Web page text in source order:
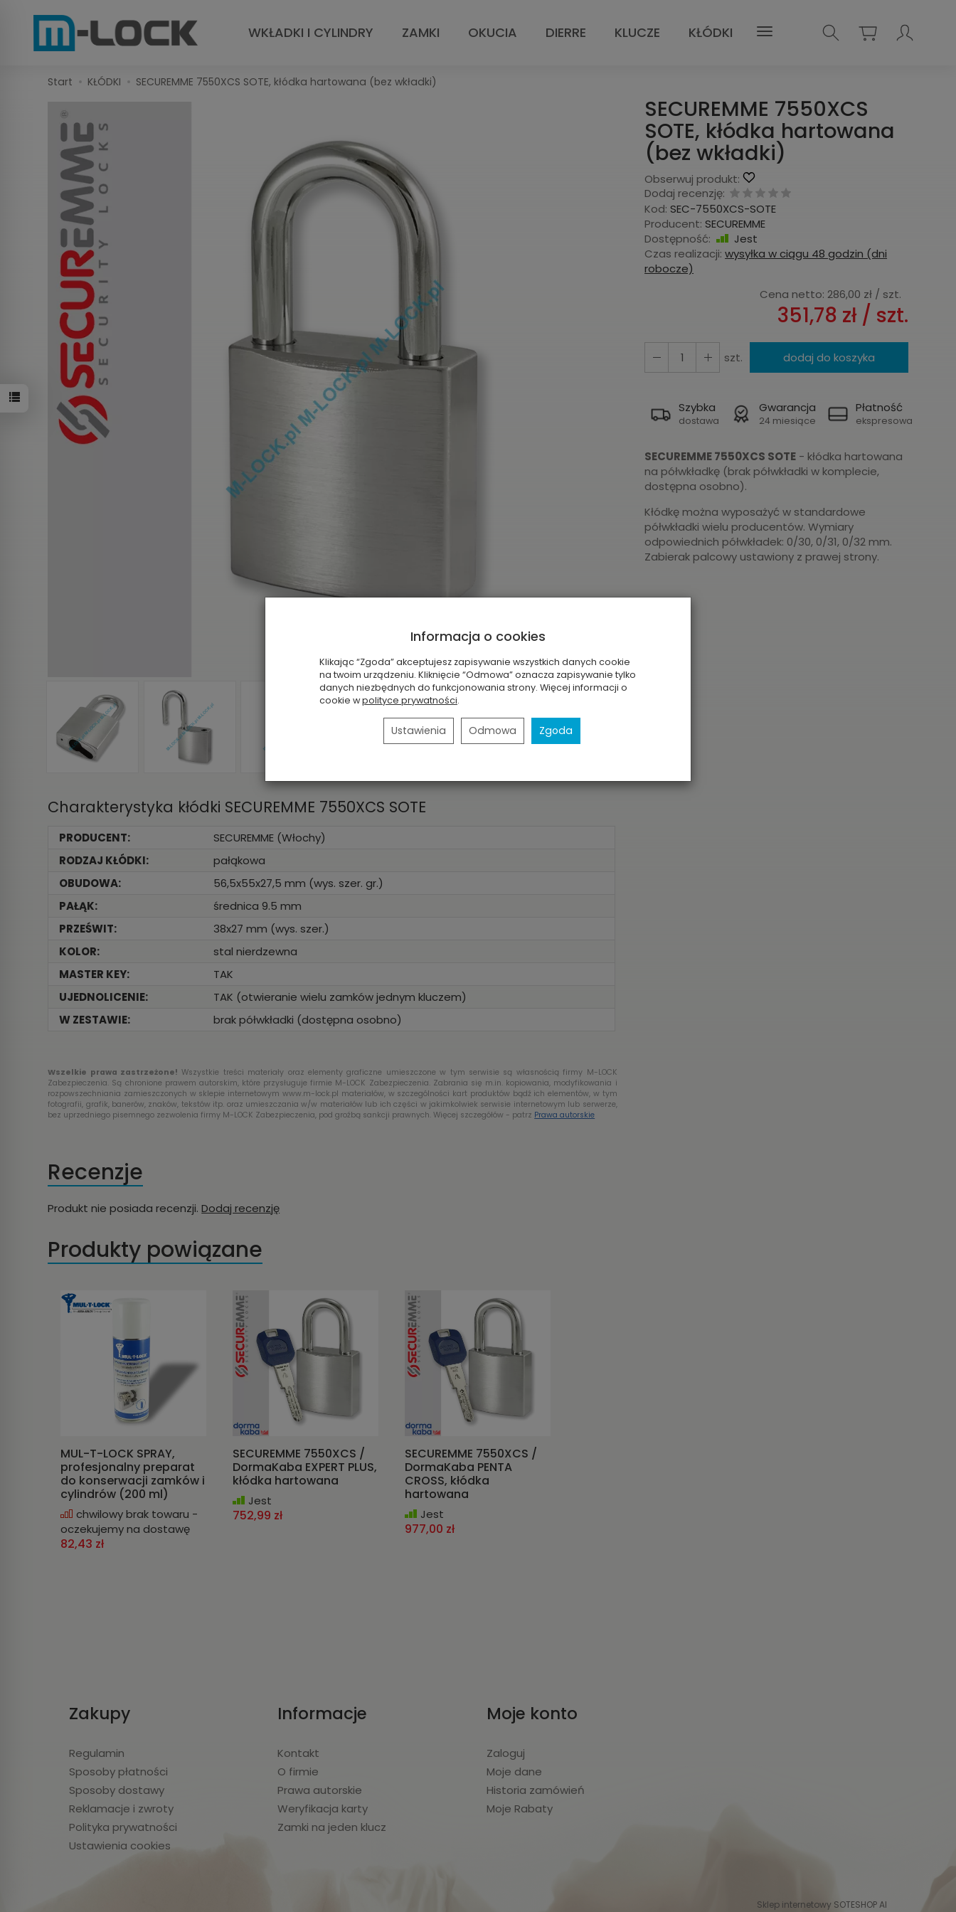
WKŁADKI I CYLINDRY ZAMKI OKUCIA DIERRE KLUCZE KŁÓDKI
Start KŁÓDKI SECUREMME 7550XCS SOTE, kłódka hartowana (bez wkładki)
SECUREMME 7550XCS
SOTE, kłódka hartowana
(bez wkładki)
Obserwuj produkt:
Dodaj recenzję:
Kod: SEC-7550XCS-SOTE
Producent: SECUREMME
Dostępność:
Jest
Czas realizacji: wysyłka w ciągu 48 godzin (dni
robocze)
Cena netto: 286,00 zł/ szt.
351,78 zł/ szt.
szt. dodaj do koszyka
Szybka
dostawa
Gwarancja
24 miesiące
Płatność
ekspresowa
SECUREMME 7550XCS SOTE - kłódka hartowana
na półwkładkę (brak półwkładki w komplecie,
dostępna osobno).
Kłódkę można wyposażyć w standardowe
półwkładki wielu producentów. Wymiary
odpowiednich półwkładek: 0/30, 0/31, 0/32 mm.
Zabierak palcowy ustawiony z prawej strony.
Charakterystyka kłódki SECUREMME 7550XCS SOTE
PRODUCENT:
SECUREMME (Włochy)
RODZAJ KŁÓDKI:
pałąkowa
OBUDOWA:
56,5x55x27,5 mm (wys. szer. gr.)
PAŁĄK:
średnica 9.5 mm
PRZEŚWIT:
38x27 mm (wys. szer.)
KOLOR:
stal nierdzewna
MASTER KEY:
TAK
UJEDNOLICENIE:
TAK (otwieranie wielu zamków jednym kluczem)
W ZESTAWIE:
brak półwkładki (dostępna osobno)
Wszelkie prawa zastrzeżone! Wszystkie treści materiały oraz elementy graficzne umieszczone w tym serwisie są własnością firmy M-LOCK
Zabezpieczenia. Są chronione prawem autorskim, które przysługuje firmie M-LOCK Zabezpieczenia. Zabrania się m.in. kopiowania, modyfikowania i
rozpowszechniania zamieszczonych w sklepie internetowym www.m-lock.pl materiałów, w szczególności kart produktów bądź ich elementów, w tym
fotografii, grafik, banerów, znaków, tekstów itp. oraz umieszczania w/w materiałów lub ich części w jakimkolwiek serwisie internetowym lub serwerze,
bez uprzedniego pisemnego zezwolenia firmy M-LOCK Zabezpieczenia, pod groźbą sankcji prawnych. Więcej szczegółów - patrz Prawa autorskie
Recenzje
Produkt nie posiada recenzji.Dodaj recenzję
Produkty powiązane
MUL-T-LOCK SPRAY,
profesjonalny preparat
do konserwacji zamków i
cylindrów (200 ml)
chwilowy brak towaru -
oczekujemy na dostawę
82,43 zł
SECUREMME 7550XCS /
DormaKaba EXPERT PLUS,
kłódka hartowana
Jest
752,99 zł
SECUREMME 7550XCS /
DormaKaba PENTA
CROSS, kłódka
hartowana
Jest
977,00 zł
Zakupy
Regulamin
Sposoby płatności
Sposoby dostawy
Reklamacje i zwroty
Polityka prywatności
Ustawienia cookies
Informacje
Kontakt
O firmie
Prawa autorskie
Weryfikacja karty
Zamki na jeden klucz
Moje konto
Zaloguj
Moje dane
Historia zamówień
Moje Rabaty
Sklep internetowy SOTESHOP AI
Informacja o cookies
Klikając “Zgoda” akceptujesz zapisywanie wszystkich danych cookie
na twoim urządzeniu. Kliknięcie “Odmowa” oznacza zapisywanie tylko
danych niezbędnych do funkcjonowania strony. Więcej informacji o
cookie wpolityce prywatności.
Ustawienia Odmowa Zgoda